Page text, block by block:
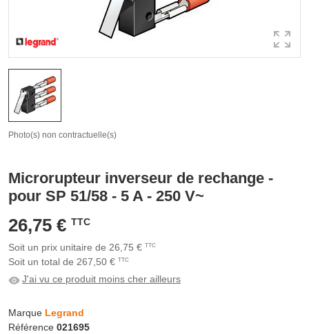
Photo(s) non contractuelle(s)
Microrupteur inverseur de rechange -
pour SP 51/58 - 5 A - 250 V~
26,75 € TTC
Soit un prix unitaire de 26,75 € TTC
Soit un total de 267,50 € TTC
J'ai vu ce produit moins cher ailleurs
Marque Legrand
Référence 021695